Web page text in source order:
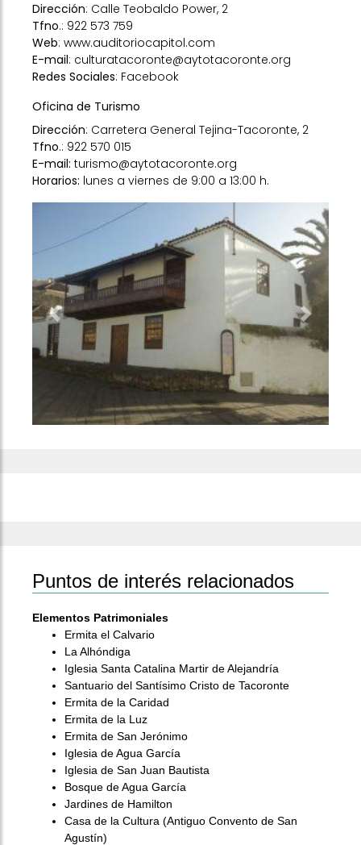
Dirección: Calle Teobaldo Power, 2
Tfno.: 922 573 759
Web: www.auditoriocapitol.com
E-mail: culturatacoronte@aytotacoronte.org
Redes Sociales: Facebook
Oficina de Turismo
Dirección: Carretera General Tejina-Tacoronte, 2
Tfno.: 922 570 015
E-mail: turismo@aytotacoronte.org
Horarios: lunes a viernes de 9:00 a 13:00 h.
Previous Next
Puntos de interés relacionados
Elementos Patrimoniales
Ermita el Calvario
La Alhóndiga
Iglesia Santa Catalina Martir de Alejandría
Santuario del Santísimo Cristo de Tacoronte
Ermita de la Caridad
Ermita de la Luz
Ermita de San Jerónimo
Iglesia de Agua García
Iglesia de San Juan Bautista
Bosque de Agua García
Jardines de Hamilton
Casa de la Cultura (Antiguo Convento de San
Agustín)